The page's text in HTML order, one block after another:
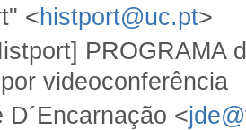
<histport@uc.pt>
PROGRAMA
videoconferência
<